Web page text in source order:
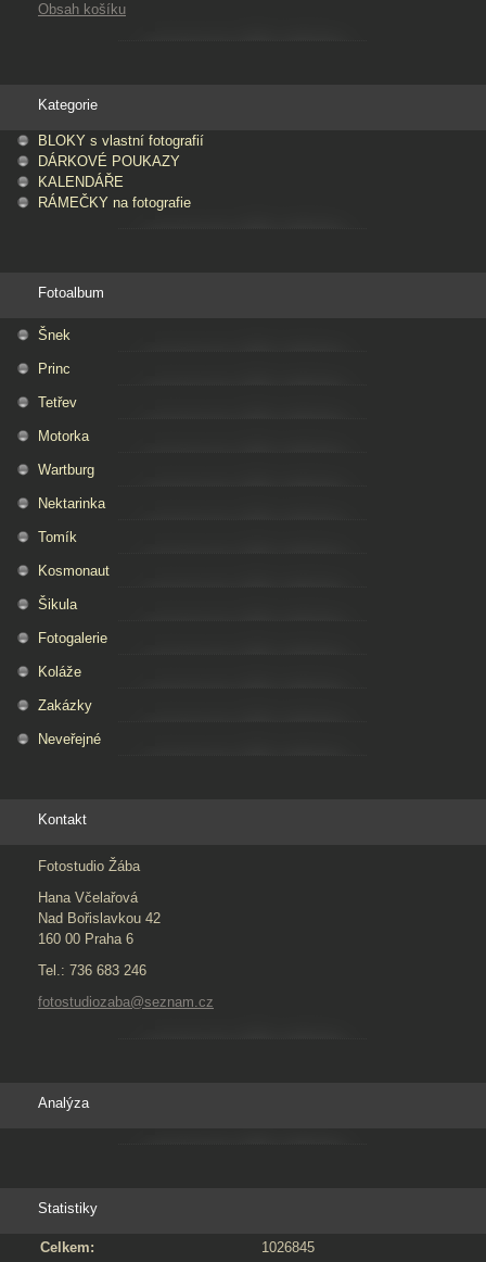
Obsah košíku
Kategorie
BLOKY s vlastní fotografií
DÁRKOVÉ POUKAZY
KALENDÁŘE
RÁMEČKY na fotografie
Fotoalbum
Šnek
Princ
Tetřev
Motorka
Wartburg
Nektarinka
Tomík
Kosmonaut
Šikula
Fotogalerie
Koláže
Zakázky
Neveřejné
Kontakt
Fotostudio Žába
Hana Včelařová
Nad Bořislavkou 42
160 00 Praha 6
Tel.: 736 683 246
fotostudiozaba@seznam.cz
Analýza
Statistiky
Celkem: 1026845